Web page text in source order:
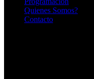
Quienes Somos?
Contacto